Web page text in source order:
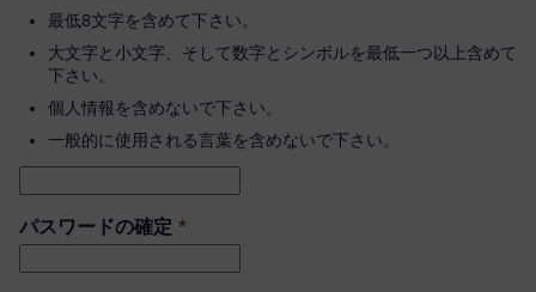
最低8文字を含めて下さい。
大文字と小文字、そして数字とシンボルを最低一つ以上含めて
下さい。
個人情報を含めないで下さい。
一般的に使用される言葉を含めないで下さい。
パスワードの確定 *